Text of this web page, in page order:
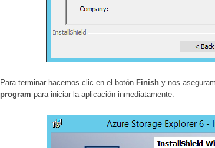
Para terminar hacemos clic en el botón Finish y nos
program para iniciar la aplicación inmediatamente.